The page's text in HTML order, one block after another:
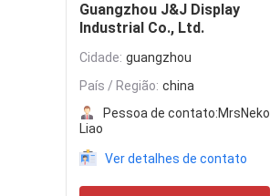
Guangzhou J&J Display
Industrial Co., Ltd.
Cidade: guangzhou
País / Região: china
Pessoa de contato:MrsNeko
Liao
Ver detalhes de contato